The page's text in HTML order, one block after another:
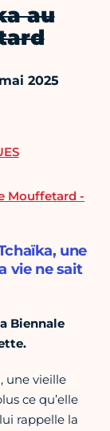
au
2025
Mouffetard -
une
vie ne sait
Biennale
une vieille
ce qu’elle
rappelle la